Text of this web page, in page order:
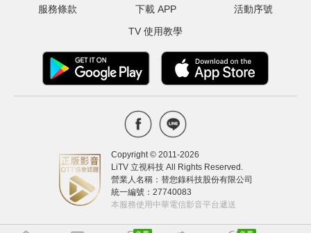
服務條款
下載 APP
TV 使用教學
活動序號
Copyright © 2011-2026
LiTV 立視科技 All Rights Reserved.
營業人名稱：替您錄科技股份有限公司
統一編號：27740083
本服務使用中華電信影音平台遞送